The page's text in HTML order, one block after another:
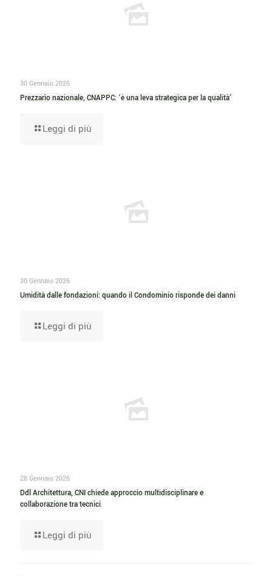
30 Gennaio 2026
Prezzario nazionale, CNAPPC: ‘è una leva strategica per la qualità’
Leggi di più
30 Gennaio 2026
Umidità dalle fondazioni: quando il Condominio risponde dei danni
Leggi di più
28 Gennaio 2026
Ddl Architettura, CNI chiede approccio multidisciplinare e
collaborazione tra tecnici
Leggi di più